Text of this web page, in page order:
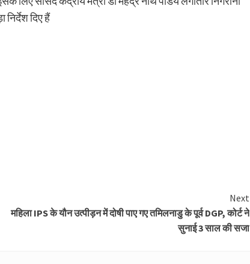
दिए हैं
Next
महिला IPS के यौन उत्पीड़न में दोषी पाए गए तमिलनाडु के पूर्व DGP, कोर्ट ने
सुनाई 3 साल की सजा